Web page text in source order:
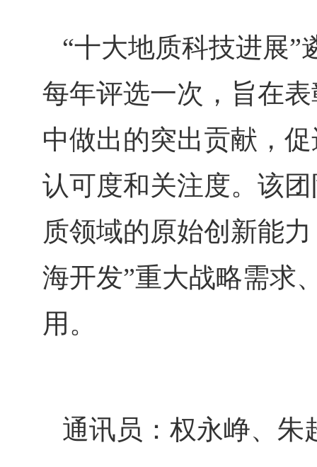
“十大地质科技进展”
每年评选一次，旨在
中做出的突出贡献，
认可度和关注度。该
质领域的原始创新能
海开发”重大战略需求
用。
通讯员： 权永峥、 朱